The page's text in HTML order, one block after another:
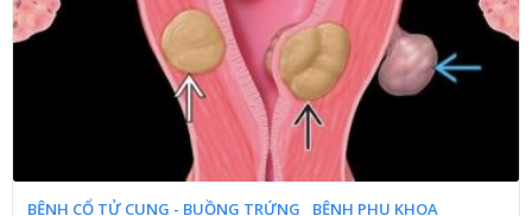
BỆNH CỔ TỬ CUNG - BUỒNG TRỨNG BỆNH PHỤ KHOA